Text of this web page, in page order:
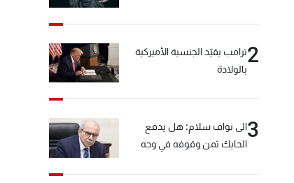
2ترامب يقيّد الجنسية الأميركية
بالولادة
3الى نواف سلام: هل يدفع
الحايك ثمن وقوفه في وجه